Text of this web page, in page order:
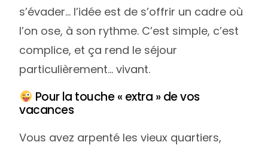
s’évader… l’idée est de s’offrir un cadre où
l’on ose, à son rythme. C’est simple, c’est
complice, et ça rend le séjour
particulièrement… vivant.
Pour la touche « extra » de vos
vacances
Vous avez arpenté les vieux quartiers,